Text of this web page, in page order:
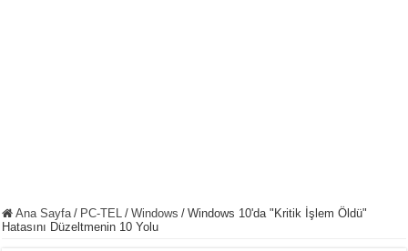
Ana Sayfa / PC-TEL / Windows / Windows 10'da "Kritik İşlem Öldü"
Hatasını Düzeltmenin 10 Yolu